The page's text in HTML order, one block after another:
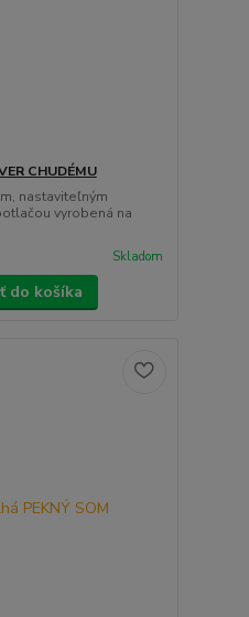
CHUDÉMU
nastaviteľným
vyrobená na
Skladom
do košíka